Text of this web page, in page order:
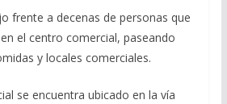
frente a decenas de personas que
el centro comercial, paseando
y locales comerciales.
se encuentra ubicado en la vía